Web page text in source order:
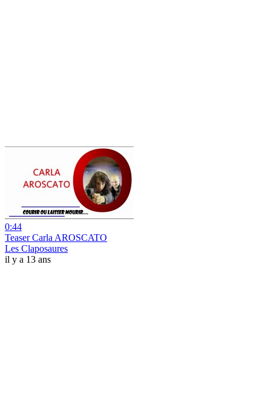
0:44
Teaser Carla AROSCATO
Les Claposaures
il y a 13 ans